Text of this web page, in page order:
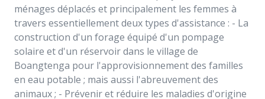
ménages déplacés et principalement les femmes à
travers essentiellement deux types d'assistance : - La
construction d'un forage équipé d'un pompage
solaire et d'un réservoir dans le village de
Boangtenga pour l'approvisionnement des familles
en eau potable ; mais aussi l'abreuvement des
animaux ; - Prévenir et réduire les maladies d'origine